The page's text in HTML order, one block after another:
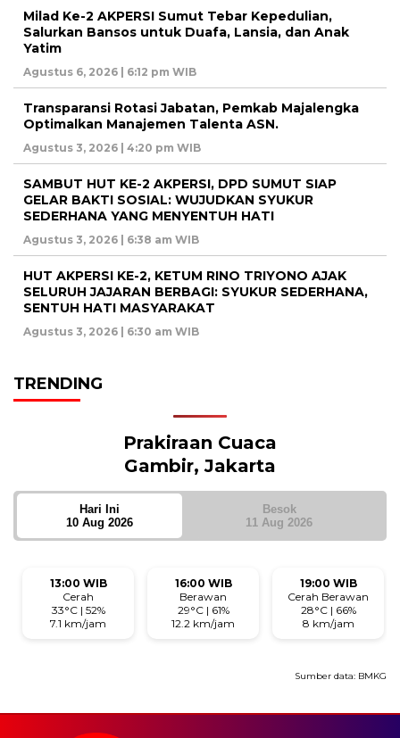
Milad Ke-2 AKPERSI Sumut Tebar Kepedulian,
Salurkan Bansos untuk Duafa, Lansia, dan Anak
Yatim
Agustus 6, 2026 | 6:12 pm WIB
Transparansi Rotasi Jabatan, Pemkab Majalengka
Optimalkan Manajemen Talenta ASN.
Agustus 3, 2026 | 4:20 pm WIB
SAMBUT HUT KE-2 AKPERSI, DPD SUMUT SIAP
GELAR BAKTI SOSIAL: WUJUDKAN SYUKUR
SEDERHANA YANG MENYENTUH HATI
Agustus 3, 2026 | 6:38 am WIB
HUT AKPERSI KE-2, KETUM RINO TRIYONO AJAK
SELURUH JAJARAN BERBAGI: SYUKUR SEDERHANA,
SENTUH HATI MASYARAKAT
Agustus 3, 2026 | 6:30 am WIB
TRENDING
Prakiraan Cuaca
Gambir, Jakarta
Hari Ini
10 Aug 2026
Besok
11 Aug 2026
13:00 WIB
Cerah
33°C | 52%
7.1 km/jam
16:00 WIB
Berawan
29°C | 61%
12.2 km/jam
19:00 WIB
Cerah Berawan
28°C | 66%
8 km/jam
Sumber data: BMKG